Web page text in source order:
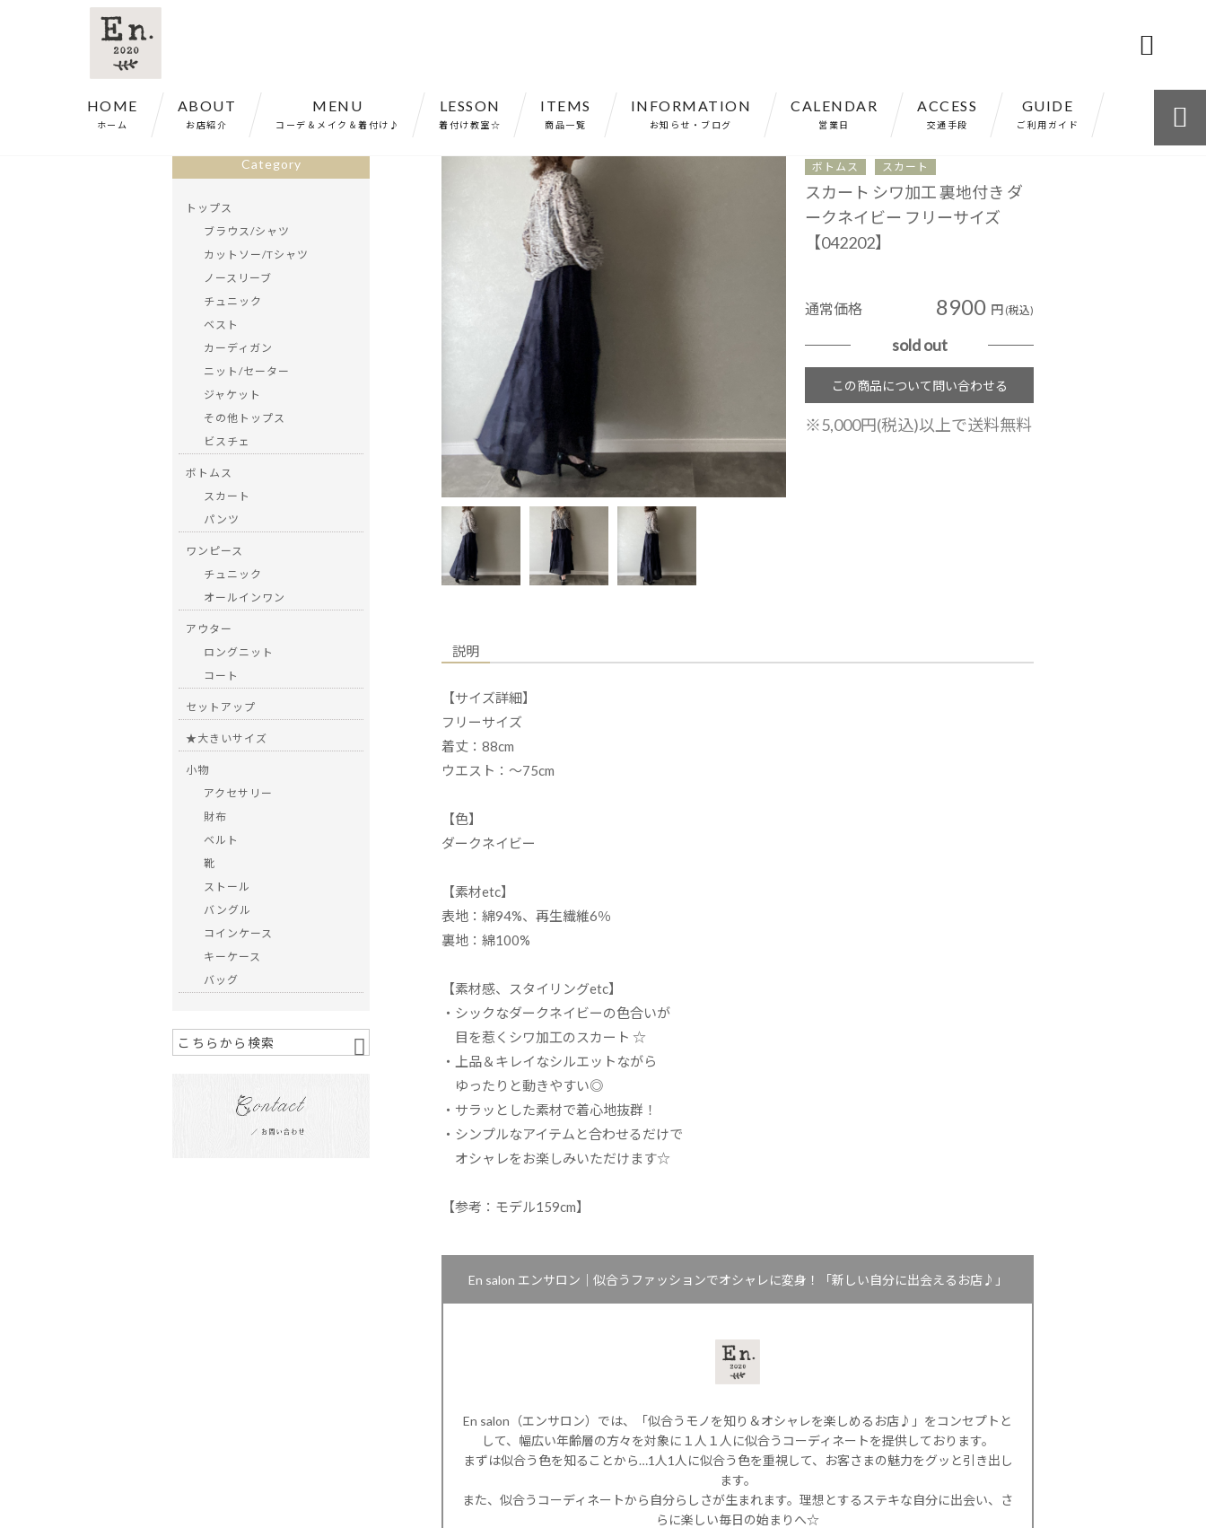
HOME
ホーム
ABOUT
お店紹介
MENU
コーデ＆メイク＆着付け♪
LESSON
着付け教室☆
ITEMS
商品一覧
INFORMATION
お知らせ・ブログ
CALENDAR
営業日
ACCESS
交通手段
GUIDE
ご利用ガイド

ホーム> 商品一覧 > スカート シワ加工 裏地付き ダークネイビー フリーサイズ【042202】
ボトムス スカート
スカート シワ加工 裏地付き ダ
ークネイビー フリーサイズ
【042202】
通常価格 8900 円 (税込)
sold out
※5,000円(税込)以上で送料無料
説明
【サイズ詳細】
フリーサイズ
着丈：88cm
ウエスト：〜75cm
【色】
ダークネイビー
【素材etc】
表地：綿94%、再生繊維6％
裏地：綿100%
【素材感、スタイリングetc】
・シックなダークネイビーの色合いが
目を惹くシワ加工のスカート ☆
・上品＆キレイなシルエットながら
ゆったりと動きやすい◎
・サラッとした素材で着心地抜群！
・シンプルなアイテムと合わせるだけで
オシャレをお楽しみいただけます☆
【参考：モデル159cm】
En salon エンサロン｜似合うファッションでオシャレに変身！「新しい自分に出会えるお店♪」
En salon（エンサロン）では、「似合うモノを知り＆オシャレを楽しめるお店♪」をコンセプトと
して、幅広い年齢層の方々を対象に１人１人に似合うコーディネートを提供しております。
まずは似合う色を知ることから…1人1人に似合う色を重視して、お客さまの魅力をグッと引き出し
ます。
また、似合うコーディネートから自分らしさが生まれます。理想とするステキな自分に出会い、さ
らに楽しい毎日の始まりへ☆
Category
トップス
ブラウス/シャツ
カットソー/Tシャツ
ノースリーブ
チュニック
ベスト
カーディガン
ニット/セーター
ジャケット
その他トップス
ビスチェ
ボトムス
スカート
パンツ
ワンピース
チュニック
オールインワン
アウター
ロングニット
コート
セットアップ
★大きいサイズ
小物
アクセサリー
財布
ベルト
靴
ストール
バングル
コインケース
キーケース
バッグ
